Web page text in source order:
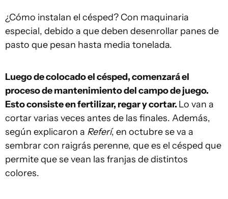
¿Cómo instalan el césped? Con maquinaria
especial, debido a que deben desenrollar panes de
pasto que pesan hasta media tonelada.
Luego de colocado el césped, comenzará el
proceso de mantenimiento del campo de juego.
Esto consiste en fertilizar, regar y cortar. Lo van a
cortar varias veces antes de las finales. Además,
según explicaron a Referí, en octubre se va a
sembrar con raigrás perenne, que es el césped que
permite que se vean las franjas de distintos
colores.